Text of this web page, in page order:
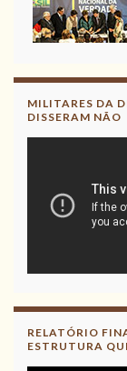
MILITARES DA
DISSERAM NÃO
RELATÓRIO
ESTRUTURA